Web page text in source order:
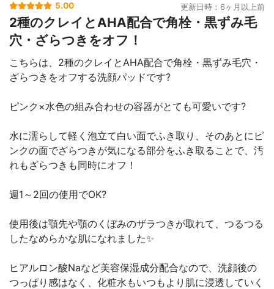
5.00 更新日時：6ヶ月以上前
2種のクレイとAHA配合で角栓・黒ずみ毛
穴・ざらつきをオフ！
こちらは、2種のクレイとAHA配合で角栓・黒ずみ毛穴・
ざらつきをオフする洗顔パッドです?
ピンク×水色の組み合わせの容器がとても可愛いです?
水に濡らして軽く泡立て白い面でふき取り、そのあとにピ
ンクの面でざらつきが気になる部分をふき取ることで、汚
れもざらつきも同時にオフ！
週1～2回の使用でOK?
使用後は顎先や顎のくぼみのザラつきが取れて、つるつる
したなめらかな肌になれました✨
ヒアルロン酸Naなど美容保湿成分配合なので、洗顔後の
つっぱり感はなく、化粧水もいつもより肌に浸透していく